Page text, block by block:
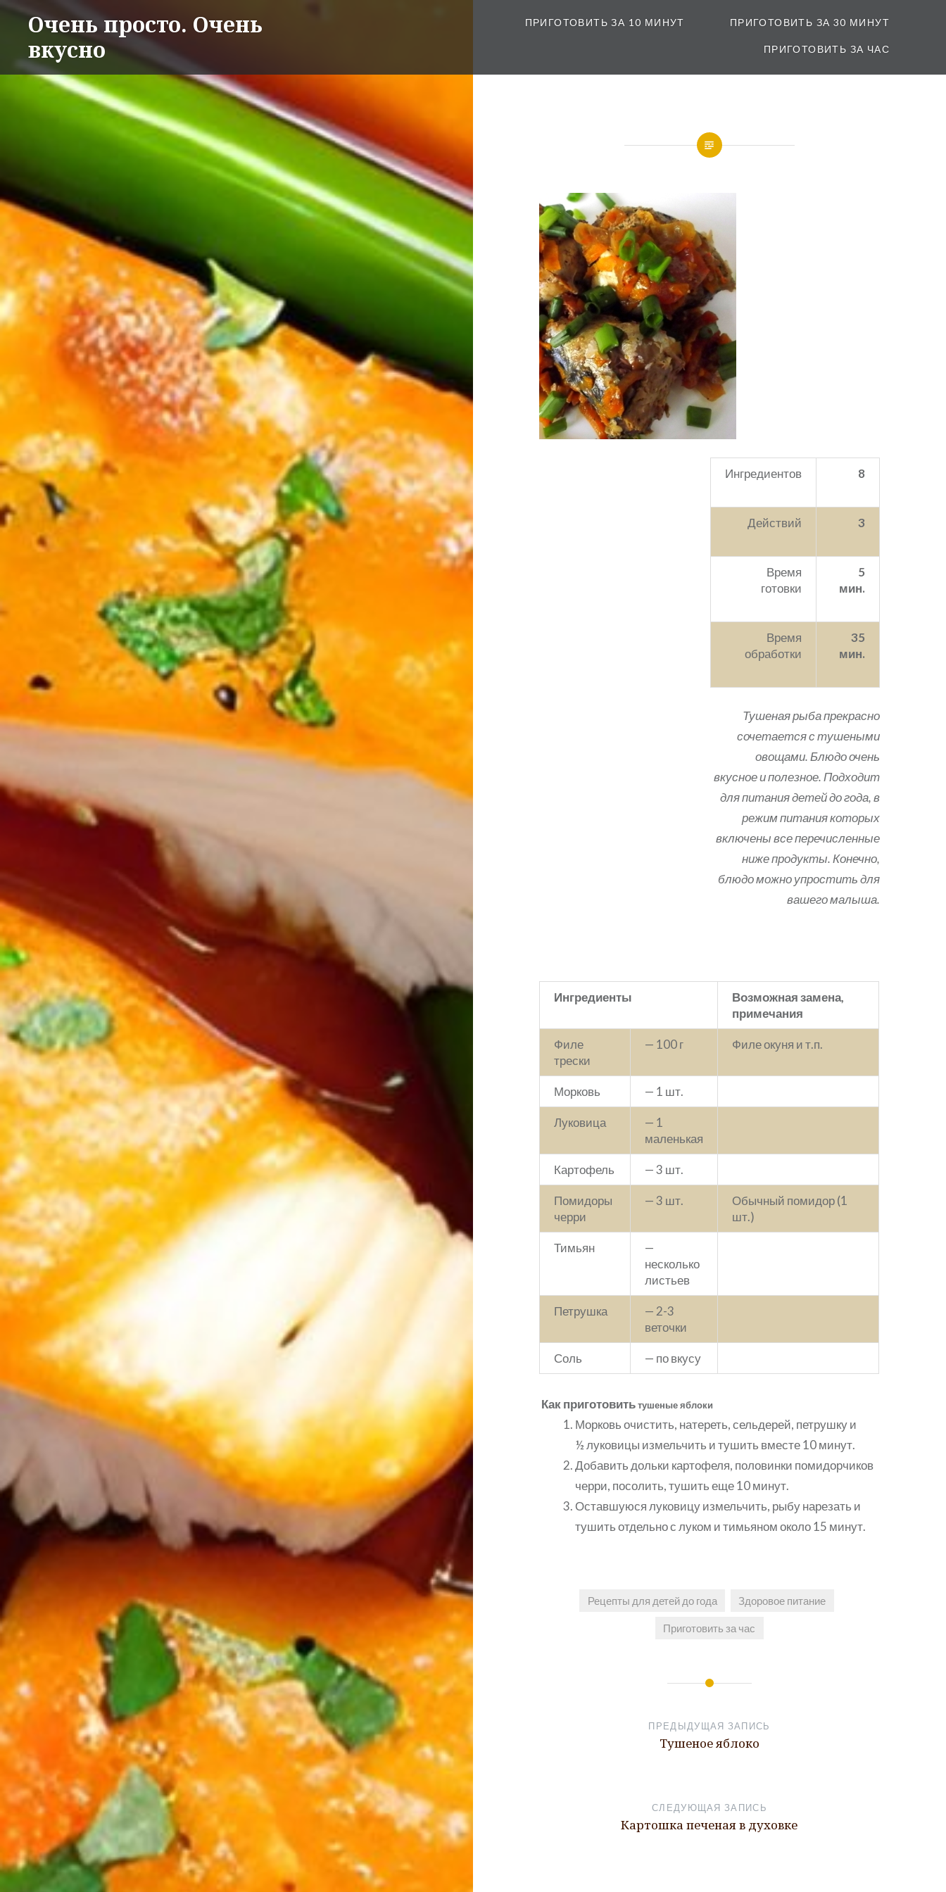
Перейти
содержимому
Очень просто. Очень
вкусно
ПРИГОТОВИТЬ ЗА 10 МИНУТ ПРИГОТОВИТЬ ЗА 30 МИНУТ
ПРИГОТОВИТЬ ЗА ЧАС
Ингредиентов 8
Действий 3
Время
готовки
5
мин.
Время
обработки
35
мин.
Тушеная рыба прекрасно
сочетается с тушеными
овощами. Блюдо очень
вкусное и полезное. Подходит
для питания детей до года, в
режим питания которых
включены все перечисленные
ниже продукты. Конечно,
блюдо можно упростить для
вашего малыша.
Ингредиенты
Возможная замена,
примечания
Филе
трески
— 100 г Филе окуня и т.п.
Морковь — 1 шт.
Луковица
— 1
маленькая
Картофель — 3 шт.
Помидоры
черри
— 3 шт.
Обычный помидор (1
шт.)
Тимьян
—
несколько
листьев
Петрушка
— 2-3
веточки
Соль — по вкусу
Как приготовитьтушеные яблоки
Морковь очистить, натереть, сельдерей, петрушку и
½ луковицы измельчить и тушить вместе 10 минут.
Добавить дольки картофеля, половинки помидорчиков
черри, посолить, тушить еще 10 минут.
Оставшуюся луковицу измельчить, рыбу нарезать и
тушить отдельно с луком и тимьяном около 15 минут.
Рецепты для детей до года Здоровое питание
Приготовить за час
по
записям
ПРЕДЫДУЩАЯ ЗАПИСЬ
Тушеное яблоко
СЛЕДУЮЩАЯ ЗАПИСЬ
Картошка печеная в духовке